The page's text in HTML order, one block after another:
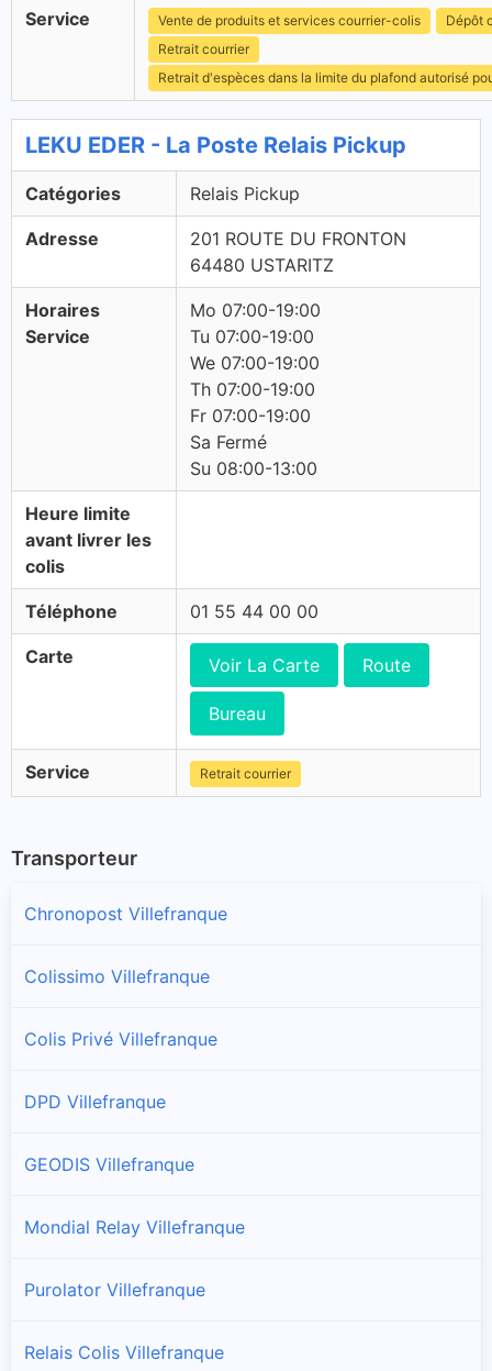
Service Vente de produits et services courrier-colis
Dépôt
Retrait courrier
Retrait d'espèces dans la limite du plafond autorisé
LEKU EDER - La Poste Relais Pickup
Catégories Relais Pickup
Adresse
201 ROUTE DU FRONTON
64480 USTARITZ
Horaires
Service
Mo 07:00-19:00
Tu 07:00-19:00
We 07:00-19:00
Th 07:00-19:00
Fr 07:00-19:00
Sa Fermé
Su 08:00-13:00
Heure limite
avant livrer les
colis
Téléphone 01 55 44 00 00
Carte Voir La Carte Route
Bureau
Service Retrait courrier
Transporteur
Chronopost Villefranque
Colissimo Villefranque
Colis Privé Villefranque
DPD Villefranque
GEODIS Villefranque
Mondial Relay Villefranque
Purolator Villefranque
Relais Colis Villefranque